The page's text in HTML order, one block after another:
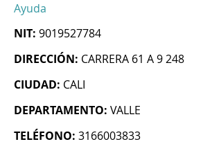
Ayuda
NIT: 9019527784
DIRECCIÓN: CARRERA 61 A 9 248
CIUDAD: CALI
DEPARTAMENTO: VALLE
TELÉFONO: 3166003833